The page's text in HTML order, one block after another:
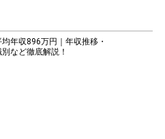
均年収896万円｜年収推移・
など徹底解説！